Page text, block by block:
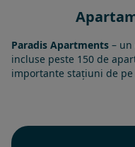
Paradis Apartments –
incluse peste 150 de
importante stațiuni de